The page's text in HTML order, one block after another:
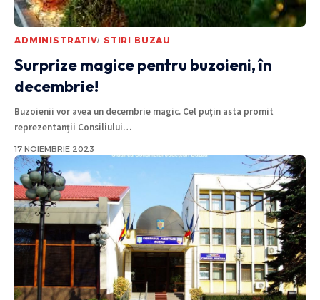
ADMINISTRATIV STIRI BUZAU
Surprize magice pentru buzoieni, în
decembrie!
Buzoienii vor avea un decembrie magic. Cel puțin asta promit
reprezentanții Consiliului…
17 NOIEMBRIE 2023